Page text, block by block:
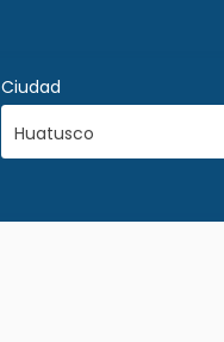
Ciudad
Huatusco